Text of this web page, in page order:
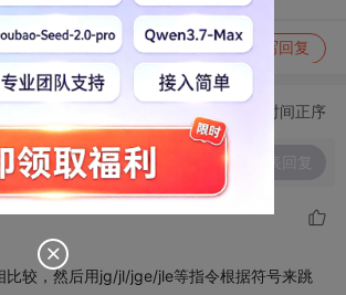
报 写回复
切换为时间正序
比较，然后用jg/jl/jge/jle等指令根据符号来跳